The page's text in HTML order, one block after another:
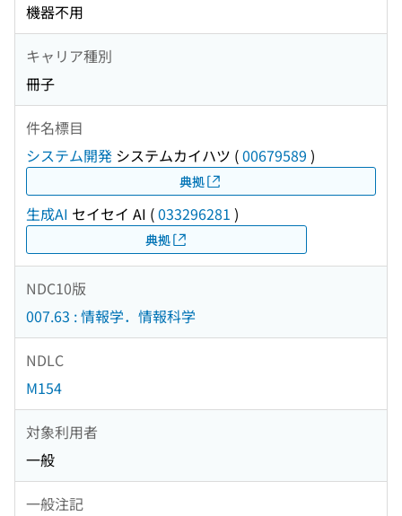
機器不用
キャリア種別
冊子
件名標目
システム開発 システムカイハツ (00679589 )
典拠
生成AI セイセイ AI (033296281 )
典拠
NDC10版
007.63 : 情報学．情報科学
NDLC
M154
対象利用者
一般
一般注記